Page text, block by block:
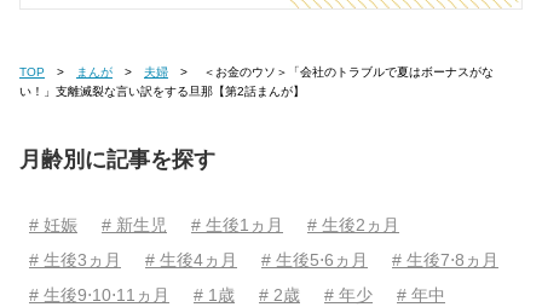
TOP まんが 夫婦
い！」支離滅裂な言い訳をする旦那【第2話まんが】
月齢別に記事を探す
# 妊娠 # 新生児 # 生後1ヵ月
# 生後2ヵ月
# 生後3ヵ月
# 生後4ヵ月 # 生後5⋅6ヵ月
# 生後7⋅8ヵ月
# 生後9⋅10⋅11ヵ月
# 1歳 # 2歳 # 年少
# 年中